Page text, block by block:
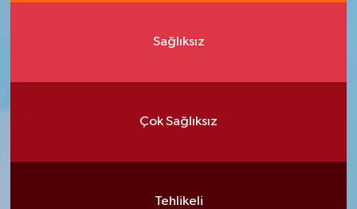
Sağlıksız
Çok Sağlıksız
Tehlikeli